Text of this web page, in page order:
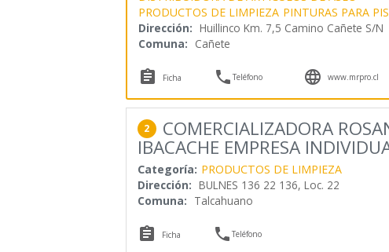
PRODUCTOS DE LIMPIEZA PINTURAS PARA
Dirección: Huillinco Km. 7,5 Camino Cañete S/N
Comuna: Cañete
 Ficha Teléfono  www.mrpro.cl
2 COMERCIALIZADORA
IBACACHE EMPRESA
Categoría: PRODUCTOS DE LIMPIEZA
Dirección: BULNES 136 22 136, Loc. 22
Comuna: Talcahuano
 Ficha Teléfono